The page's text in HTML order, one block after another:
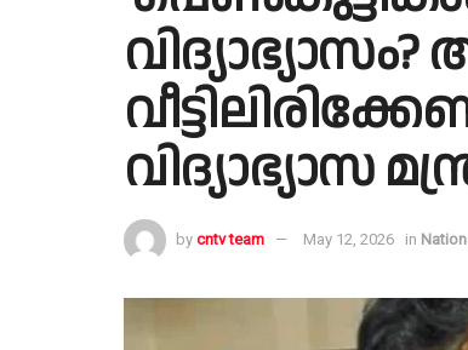
വിദ്യാഭ്യാസ
by cntv team May 12, 2026 in